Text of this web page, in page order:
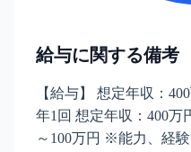
給与に関する備考
【給与】 想定年収：
年1回 想定年収：400万
～100万円 ※能力、経